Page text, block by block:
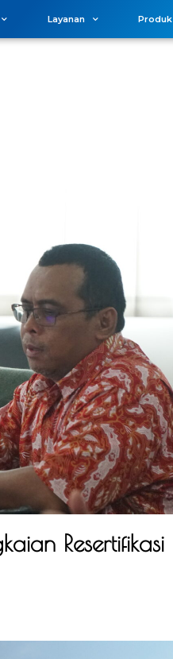
Layanan Produk
Resertifikasi